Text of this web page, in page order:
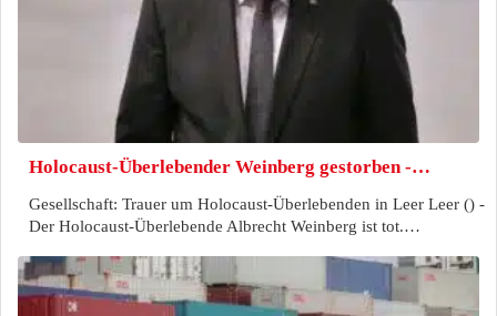
Holocaust-Überlebender Weinberg gestorben -…
Gesellschaft: Trauer um Holocaust-Überlebenden in Leer Leer () -
Der Holocaust-Überlebende Albrecht Weinberg ist tot.…